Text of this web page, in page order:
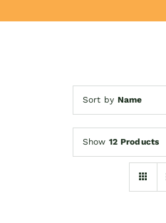
Sort by Name
Show 12 Products